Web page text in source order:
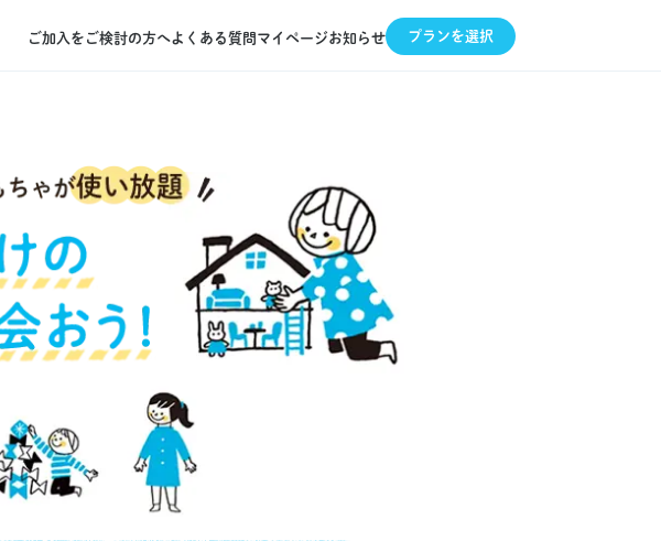
ご加入をご検討の方へよくある質問マイページお知らせ プランを選択